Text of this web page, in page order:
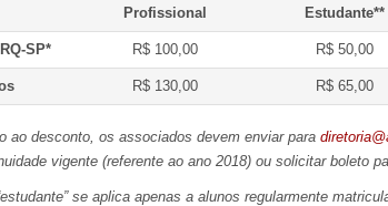
Profissional Estudante**
SP* R$ 100,00 R$ 50,00
R$ 130,00 R$ 65,00
ao desconto, os associados devem enviar para
vigente (referente ao ano 2018) ou solicitar boleto
se aplica apenas a alunos regularmente